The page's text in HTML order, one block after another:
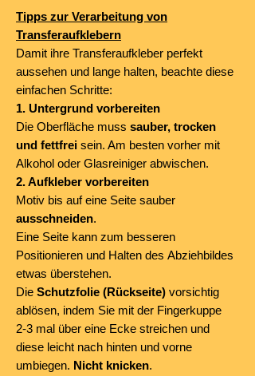
Tipps zur Verarbeitung von
Transferaufklebern
Damit ihre Transferaufkleber perfekt
aussehen und lange halten, beachte diese
einfachen Schritte:
1. Untergrund vorbereiten
Die Oberfläche muss sauber, trocken
und fettfrei sein. Am besten vorher mit
Alkohol oder Glasreiniger abwischen.
2. Aufkleber vorbereiten
Motiv bis auf eine Seite sauber
ausschneiden.
Eine Seite kann zum besseren
Positionieren und Halten des Abziehbildes
etwas überstehen.
Die Schutzfolie (Rückseite) vorsichtig
ablösen, indem Sie mit der Fingerkuppe
2-3 mal über eine Ecke streichen und
diese leicht nach hinten und vorne
umbiegen. Nicht knicken.